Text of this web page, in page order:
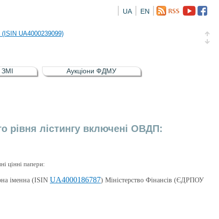
EN
UA
(ISIN UA4000239099)
ЗМІ Аукціони ФДМУ
рівня лістингу включені ОВДП:
цінні папери:
іменна (ISIN UA4000186787) Міністерство Фінансів (ЄДРПОУ